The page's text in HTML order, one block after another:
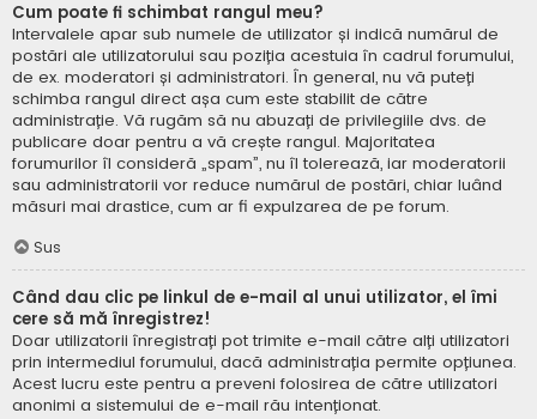
Cum poate fi schimbat rangul meu?
Intervalele apar sub numele de utilizator și indică numărul de
postări ale utilizatorului sau poziția acestuia în cadrul forumului,
de ex. moderatori și administratori. În general, nu vă puteți
schimba rangul direct așa cum este stabilit de către
administrație. Vă rugăm să nu abuzați de privilegiile dvs. de
publicare doar pentru a vă crește rangul. Majoritatea
forumurilor îl consideră „spam”, nu îl tolerează, iar moderatorii
sau administratorii vor reduce numărul de postări, chiar luând
măsuri mai drastice, cum ar fi expulzarea de pe forum.
Sus
Când dau clic pe linkul de e-mail al unui utilizator, el îmi
cere să mă înregistrez!
Doar utilizatorii înregistrați pot trimite e-mail către alți utilizatori
prin intermediul forumului, dacă administrația permite opțiunea.
Acest lucru este pentru a preveni folosirea de către utilizatori
anonimi a sistemului de e-mail rău intenționat.